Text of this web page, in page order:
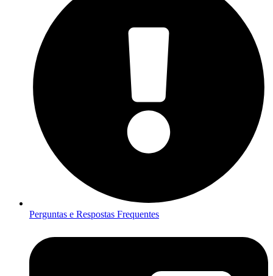
Perguntas e Respostas Frequentes